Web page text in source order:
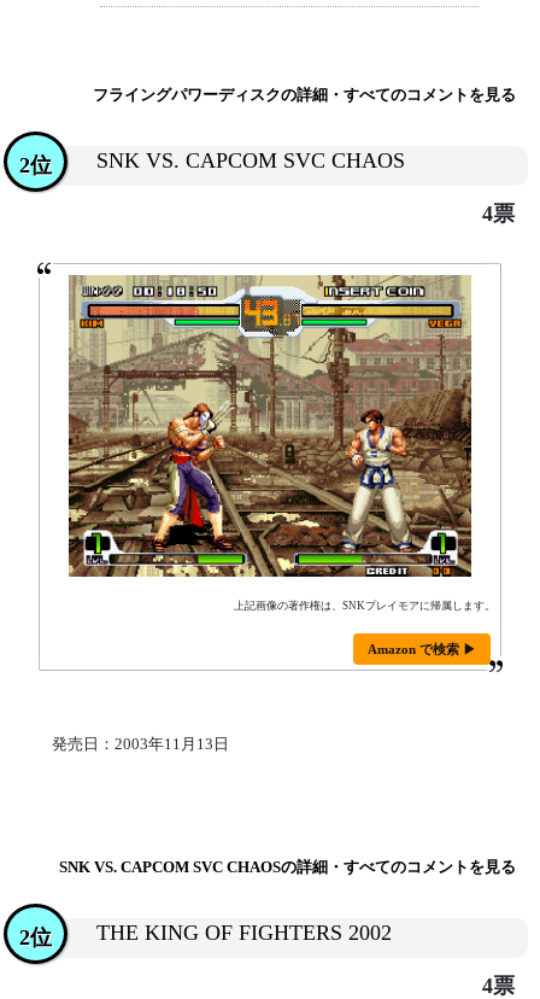
フライングパワーディスクの詳細・すべてのコメントを見る
SNK VS. CAPCOM SVC CHAOS
2位
4票
上記画像の著作権は、SNKプレイモアに帰属します。
Amazon で検索 ▶
発売日：2003年11月13日
SNK VS. CAPCOM SVC CHAOSの詳細・すべてのコメントを見る
THE KING OF FIGHTERS 2002
2位
4票